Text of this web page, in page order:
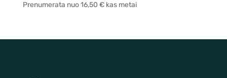
Prenumerata nuo16,50 €kas metai